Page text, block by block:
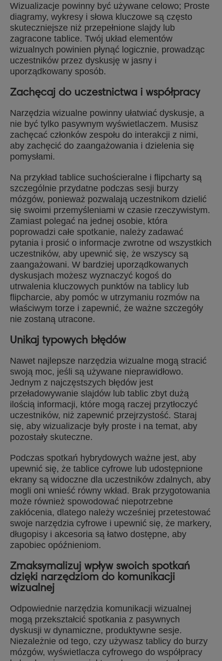
Wizualizacje powinny być używane celowo; Proste
diagramy, wykresy i słowa kluczowe są często
skuteczniejsze niż przepełnione slajdy lub
zagracone tablice. Twój układ elementów
wizualnych powinien płynąć logicznie, prowadząc
uczestników przez dyskusję w jasny i
uporządkowany sposób.
Zachęcaj do uczestnictwa i współpracy
Narzędzia wizualne powinny ułatwiać dyskusje, a
nie być tylko pasywnym wyświetlaczem. Musisz
zachęcać członków zespołu do interakcji z nimi,
aby zachęcić do zaangażowania i dzielenia się
pomysłami.
Na przykład tablice suchościeralne i flipcharty są
szczególnie przydatne podczas sesji burzy
mózgów, ponieważ pozwalają uczestnikom dzielić
się swoimi przemyśleniami w czasie rzeczywistym.
Zamiast polegać na jednej osobie, która
poprowadzi całe spotkanie, należy zadawać
pytania i prosić o informacje zwrotne od wszystkich
uczestników, aby upewnić się, że wszyscy są
zaangażowani. W bardziej uporządkowanych
dyskusjach możesz wyznaczyć kogoś do
utrwalenia kluczowych punktów na tablicy lub
flipcharcie, aby pomóc w utrzymaniu rozmów na
właściwym torze i zapewnić, że ważne szczegóły
nie zostaną utracone.
Unikaj typowych błędów
Nawet najlepsze narzędzia wizualne mogą stracić
swoją moc, jeśli są używane nieprawidłowo.
Jednym z najczęstszych błędów jest
przeładowywanie slajdów lub tablic zbyt dużą
ilością informacji, które mogą raczej przytłoczyć
uczestników, niż zapewnić przejrzystość. Staraj
się, aby wizualizacje były proste i na temat, aby
pozostały skuteczne.
Podczas spotkań hybrydowych ważne jest, aby
upewnić się, że tablice cyfrowe lub udostępnione
ekrany są widoczne dla uczestników zdalnych, aby
mogli oni wnieść równy wkład. Brak przygotowania
może również spowodować niepotrzebne
zakłócenia, dlatego należy wcześniej przetestować
swoje narzędzia cyfrowe i upewnić się, że markery,
długopisy i akcesoria są łatwo dostępne, aby
zapobiec opóźnieniom.
Zmaksymalizuj wpływ swoich spotkań
dzięki narzędziom do komunikacji
wizualnej
Odpowiednie narzędzia komunikacji wizualnej
mogą przekształcić spotkania z pasywnych
dyskusji w dynamiczne, produktywne sesje.
Niezależnie od tego, czy używasz tablicy do burzy
mózgów, wyświetlacza cyfrowego do współpracy